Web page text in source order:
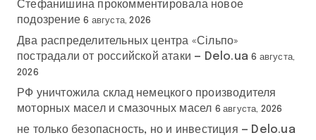
Стефанишина прокомментировала новое
подозрение 6 августа, 2026
Два распределительных центра «Сільпо»
пострадали от российской атаки — Delo.ua 6 августа,
2026
РФ уничтожила склад немецкого производителя
моторных масел и смазочных масел 6 августа, 2026
не только безопасность, но и инвестиция — Delo.ua